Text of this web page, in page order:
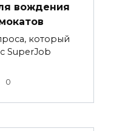
вождения
который
SuperJob
0